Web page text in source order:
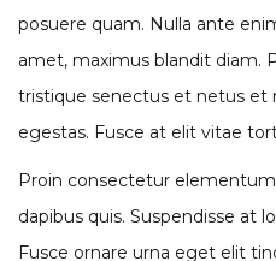
posuere quam. Nulla ante
amet, maximus blandit diam.
tristique senectus et netus et
egestas. Fusce at elit vitae
Proin consectetur
dapibus quis. Suspendisse at
Fusce ornare urna eget elit